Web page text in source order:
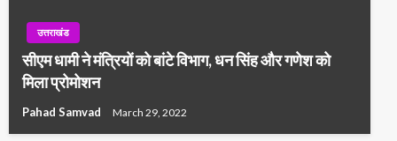
उत्तराखंड
सीएम धामी ने मंत्रियों को बांटे विभाग, धन सिंह और गणेश को
मिला प्रोमोशन
Pahad Samvad March 29, 2022